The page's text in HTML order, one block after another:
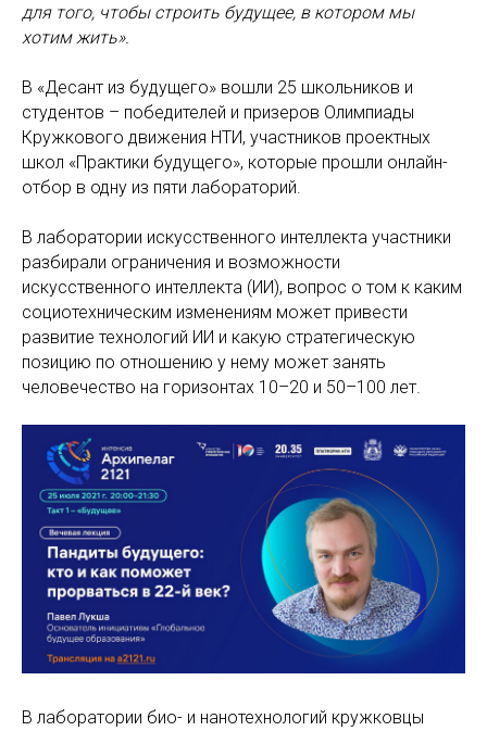
для того, чтобы строить будущее, в котором мы
хотим жить».
В «Десант из будущего» вошли 25 школьников и
студентов – победителей и призеров Олимпиады
Кружкового движения НТИ, участников проектных
школ «Практики будущего», которые прошли онлайн-
отбор в одну из пяти лабораторий.
В лаборатории искусственного интеллекта участники
разбирали ограничения и возможности
искусственного интеллекта (ИИ), вопрос о том к каким
социотехническим изменениям может привести
развитие технологий ИИ и какую стратегическую
позицию по отношению у нему может занять
человечество на горизонтах 10–20 и 50–100 лет.
В лаборатории био- и нанотехнологий кружковцы